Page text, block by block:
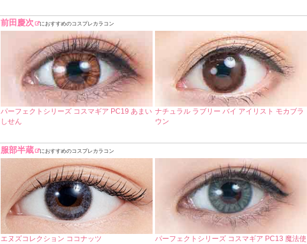
前田慶次 におすすめのコスプレカラコン
パーフェクトシリーズ コスマギア PC19 あまい
しせん
ナチュラル ラブリー バイ アイリスト モカブラ
ウン
服部半蔵 におすすめのコスプレカラコン
エヌズコレクション ココナッツ
パーフェクトシリーズ コスマギア PC13 魔法使